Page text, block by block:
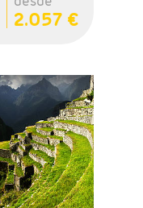
2.057 €
y 3